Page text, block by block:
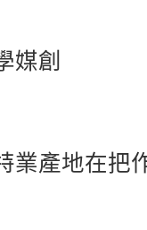
媒創
業產地在把